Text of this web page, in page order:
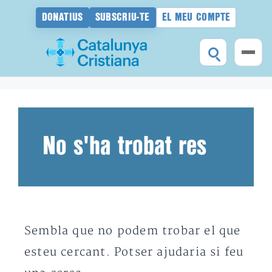
DONATIUS SUBSCRIU-TE EL MEU COMPTE
No s'ha trobat res
Sembla que no podem trobar el que
esteu cercant. Potser ajudaria si feu